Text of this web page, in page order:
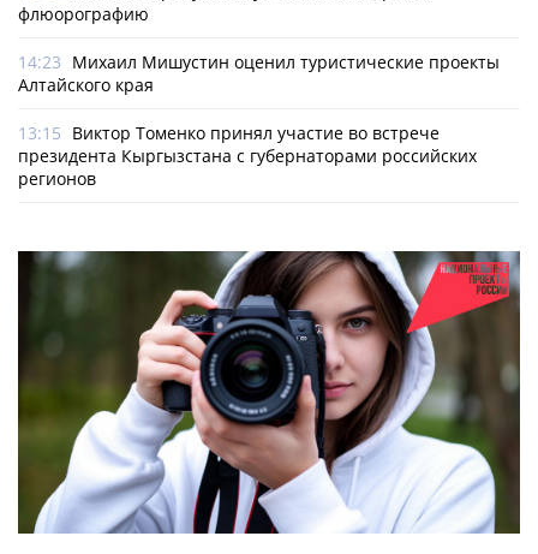
флюорографию
14:23 Михаил Мишустин оценил туристические проекты
Алтайского края
13:15 Виктор Томенко принял участие во встрече
президента Кыргызстана с губернаторами российских
регионов